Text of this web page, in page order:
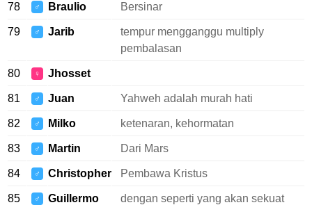
78 ♂ Braulio Bersinar
79 ♂ Jarib
tempur mengganggu multiply
pembalasan
80 ♀ Jhosset
81 ♂ Juan Yahweh adalah murah hati
82 ♂ Milko ketenaran, kehormatan
83 ♂ Martin Dari Mars
84 ♂ Christopher Pembawa Kristus
85 ♂ Guillermo
dengan seperti yang akan sekuat